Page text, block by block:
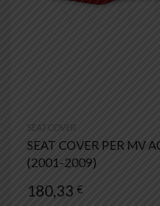
SEAT COVER
SEAT COVER PER MV
(2001-2009)
180,33 €